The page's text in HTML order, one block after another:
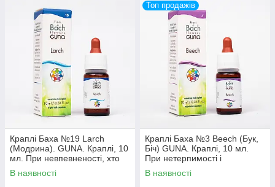
Краплі Баха №19 Larch
(Модрина). GUNA. Краплі, 10
мл. При невпевненості, хто
думає про себе погано
В наявності
Топ продажів
Краплі Баха №3 Beech (Бук,
Біч) GUNA. Краплі, 10 мл.
При нетерпимості і
прискіпливість до інших.
Критикують
В наявності